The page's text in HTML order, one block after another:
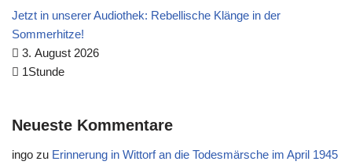
Jetzt in unserer Audiothek: Rebellische Klänge in der
Sommerhitze!
3. August 2026
1Stunde
Neueste Kommentare
ingo zu Erinnerung in Wittorf an die Todesmärsche im April 1945